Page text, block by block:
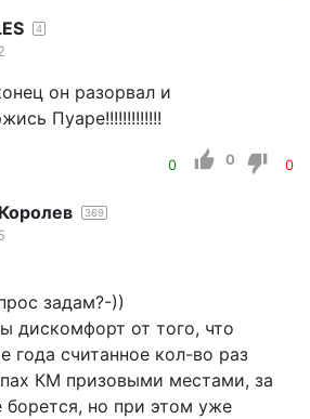
4
он разорвал и
Пуаре!!!!!!!!!!!!!
0 0 0
369
задам?-))
дискомфорт от того, что
года считанное кол-во раз
КМ призовыми местами, за
но при этом уже